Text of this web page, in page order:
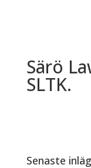
Särö
SLTK.
Senaste